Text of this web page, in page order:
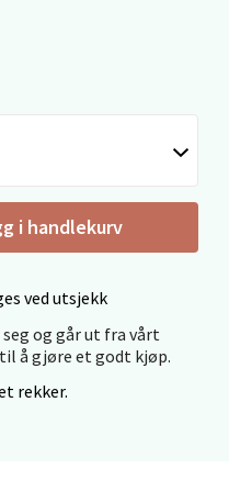
i handlekurv
ved utsjekk
og går ut fra vårt
å gjøre et godt kjøp.
rekker.
Moa